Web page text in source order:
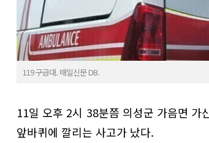
119 구급대. 매일신문 DB.
11일 오후 2시 38분쯤 의성군 가음면 가
앞바퀴에 깔리는 사고가 났다.